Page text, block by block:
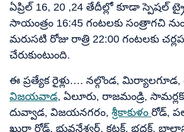
ఏప్రిల్ 16, 20 ,24 తేదీల్లో కూడా స్పెషల్
సాయంత్రం 16:45 గంటలకు సంత్రాగచి
మరుసటి రోజు రాత్రి 22:00 గంటలకు
చేరుకుంటుంది.
ఈ ప్రత్యేక రైళ్లు…. నల్గొండ, మిర్యాలగూడ,
విజయవాడ, ఏలూరు, రాజమండ్రి,
దువ్వాడ, విజయనగరం, శ్రీకాకుళం రోడ్,
ఖుర్దా రోడ్, భువనేశ్వర్, కటక్, భద్రక్,